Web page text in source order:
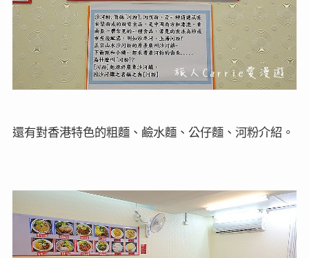
還有對香港特色的粗麵、鹼水麵、公仔麵、河粉介紹。